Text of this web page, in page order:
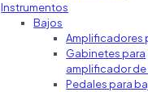
Instrumentos
Bajos
Amplificadores
Gabinetes para
amplificador de
Pedales para